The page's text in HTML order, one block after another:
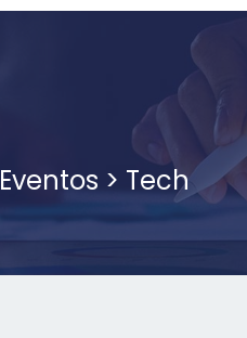
Eventos > Tech